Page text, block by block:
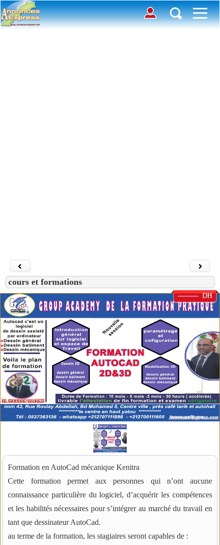
cours et formations
——— DH
Formation en AutoCad mécanique Kenitra
Cette formation permet aux personnes qui n’ont aucune
connaissance particulière du logiciel, d’acquérir les compétences
et les habilités nécessaires pour s’intégrer au marché du travail en
tant que dessinateur AutoCad.
au terme de la formation, les stagiaires seront capables de :